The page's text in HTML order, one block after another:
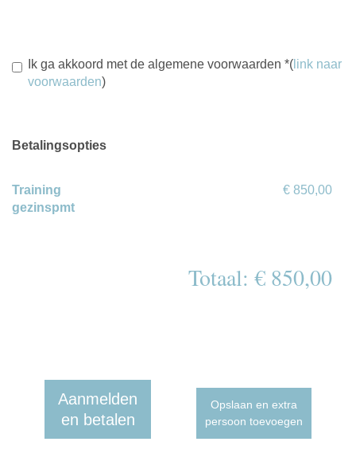
Ik ga akkoord met de algemene voorwaarden *( link naar
voorwaarden)
Betalingsopties
Training
gezinspmt
€ 850,00
Totaal: € 850,00
Aanmelden
en betalen
Opslaan en extra
persoon toevoegen